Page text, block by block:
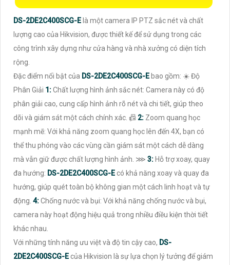
DS-2DE2C400SCG-E là một camera IP PTZ sắc nét và chất
lượng cao của Hikvision, được thiết kế để sử dụng trong các
công trình xây dựng như cửa hàng và nhà xưởng có diện tích
rộng.
Đặc điểm nổi bật của DS-2DE2C400SCG-E bao gồm: ☀️ Độ
Phân Giải 1:Chất lượng hình ảnh sắc nét: Camera này có độ
phân giải cao, cung cấp hình ảnh rõ nét và chi tiết, giúp theo
dõi và giám sát một cách chính xác. 📠 2: Zoom quang học
mạnh mẽ: Với khả năng zoom quang học lên đến 4X, bạn có
thể thu phóng vào các vùng cần giám sát một cách dễ dàng
mà vẫn giữ được chất lượng hình ảnh. ⋙ 3: Hỗ trợ xoay, quay
đa hướng: DS-2DE2C400SCG-Ecó khả năng xoay và quay đa
hướng, giúp quét toàn bộ không gian một cách linh hoạt và tự
động. 4:Chống nước và bụi: Với khả năng chống nước và bụi,
camera này hoạt động hiệu quả trong nhiều điều kiện thời tiết
khác nhau.
Với những tính năng ưu việt và độ tin cậy cao, DS-
2DE2C400SCG-Ecủa Hikvision là sự lựa chọn lý tưởng để giám